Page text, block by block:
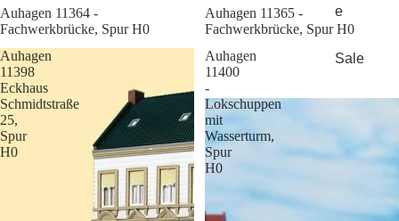
e
Sale
Sale
Auhagen 11364 -
Fachwerkbrücke, Spur H0
Sale
Auhagen 11365 -
Fachwerkbrücke, Spur H0
Auhagen
11398
Eckhaus
Schmidtstraße
25,
Spur
H0
Auhagen
11400
-
Lokschuppen
mit
Wasserturm,
Spur
H0